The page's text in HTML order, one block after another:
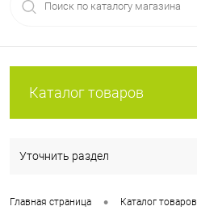
Каталог товаров
Уточнить раздел
Главная страница • Каталог товаров